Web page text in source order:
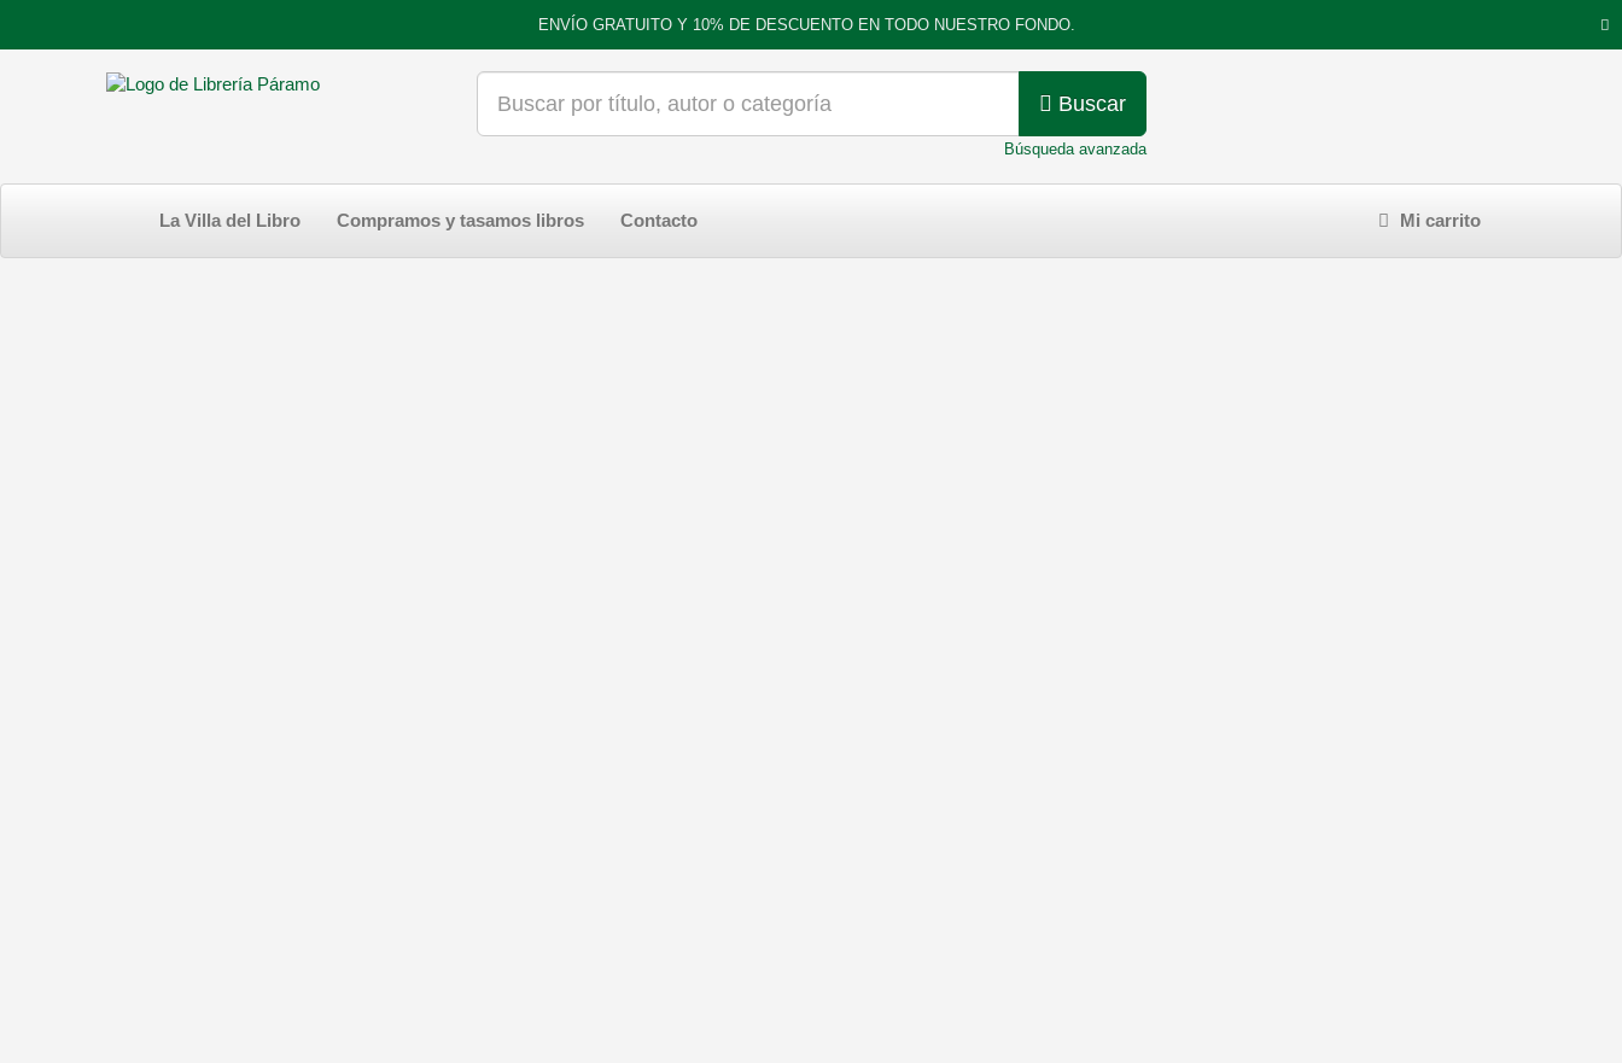
ENVÍO GRATUITO Y 10% DE DESCUENTO EN TODO NUESTRO FONDO.
Buscar
Búsqueda avanzada
La Villa del Libro Compramos y tasamos libros Contacto Mi carrito